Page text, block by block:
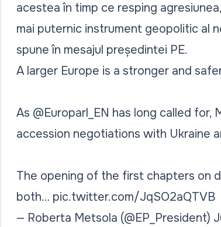
acestea în timp ce resping
mai puternic instrument geopolitic al
spune în mesajul președintei PE.
A larger Europe is a stronger and
As @Europarl_EN has long called for,
accession negotiations with Ukraine
The opening of the first chapters on
both… pic.twitter.com/JqSO2aQTVB
— Roberta Metsola (@EP_President)